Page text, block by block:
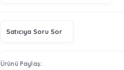
Satıcıya Soru Sor
Ürünü Paylaş: